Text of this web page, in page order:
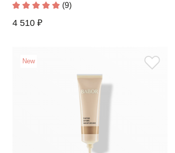
(9)
4 510 ₽
New